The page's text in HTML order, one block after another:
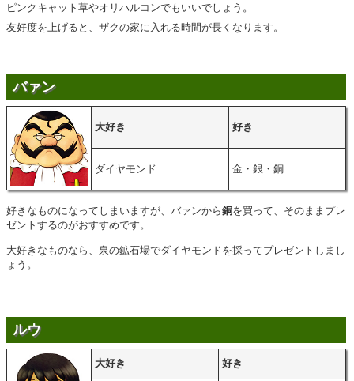
ピンクキャット草やオリハルコンでもいいでしょう。
友好度を上げると、ザクの家に入れる時間が長くなります。
バァン
大好き 好き
ダイヤモンド 金・銀・銅
好きなものになってしまいますが、バァンから銅を買って、そのままプレ
ゼントするのがおすすめです。
大好きなものなら、泉の鉱石場でダイヤモンドを採ってプレゼントしまし
ょう。
ルウ
大好き 好き